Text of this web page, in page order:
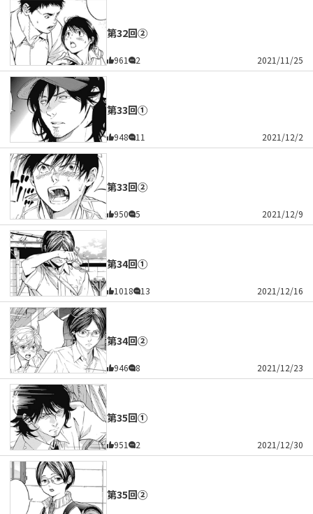
第32回②
961 2 2021/11/25
第33回①
948 11 2021/12/2
第33回②
950 5 2021/12/9
第34回①
1018 13 2021/12/16
第34回②
946 8 2021/12/23
第35回①
951 2 2021/12/30
第35回②